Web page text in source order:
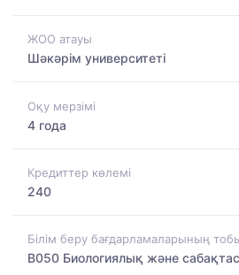
ЖОО атауы
Шәкәрім университеті
Оқу мерзімі
4 года
Кредиттер көлемі
240
Білім беру бағдарламаларының
B050 Биологиялық және